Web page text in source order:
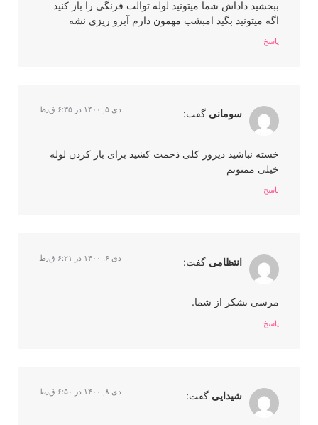
ببخشید داداش شما میتونید لوله توالت فرنگی را باز کنید
اگه میتونید بگید امبشب مهمون دارم آبرو ریزی نشه
پاسخ
سومانی گفت: دی ۵, ۱۴۰۰ در ۶:۳۵ ق٫ظ
خسته نباشید دیروز کلی ذحمت کشید برای باز کردن لوله
خیلی ممنونم
پاسخ
انتظامی گفت: دی ۶, ۱۴۰۰ در ۶:۲۱ ق٫ظ
مرسی تشکر از شما.
پاسخ
شیدایی گفت: دی ۸, ۱۴۰۰ در ۶:۵۰ ق٫ظ